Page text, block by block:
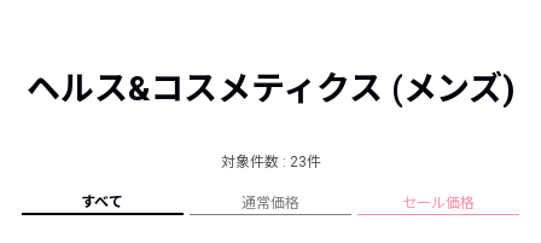
ヘルス&コスメティクス (メンズ)
対象件数 : 23件
すべて 通常価格 セール価格